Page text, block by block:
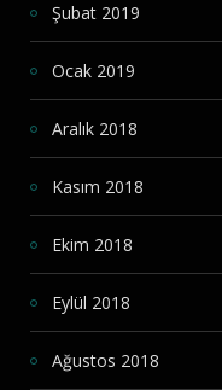
Şubat 2019
Ocak 2019
Aralık 2018
Kasım 2018
Ekim 2018
Eylül 2018
Ağustos 2018